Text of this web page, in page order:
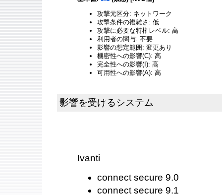
攻撃元区分: ネットワーク
攻撃条件の複雑さ: 低
攻撃に必要な特権レベル: 高
利用者の関与: 不要
影響の想定範囲: 変更あり
機密性への影響(C): 高
完全性への影響(I): 高
可用性への影響(A): 高
影響を受けるシステム
Ivanti
connect secure 9.0
connect secure 9.1